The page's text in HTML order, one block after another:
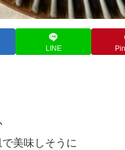
LINE
美味しそうに